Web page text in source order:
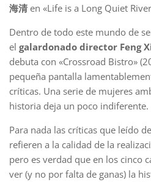
海清 en «Life is a Long Quiet
Dentro de todo este mundo de
el galardonado director Feng
debuta con «Crossroad Bistro»
pequeña pantalla
críticas. Una serie de mujeres
historia deja un poco indiferente.
Para nada las críticas que leído
refieren a la calidad de la
pero es verdad que en los cinco
ver (y no por falta de ganas) la